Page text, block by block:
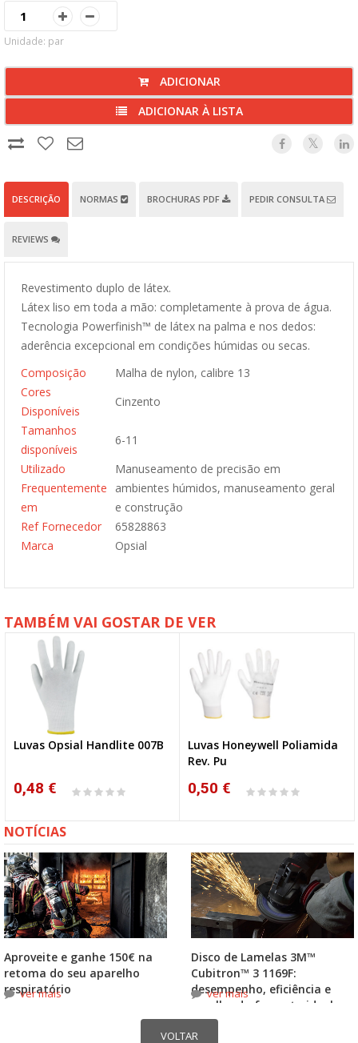
Unidade: par
ADICIONAR
ADICIONAR À LISTA
DESCRIÇÃO NORMAS BROCHURAS PDF PEDIR CONSULTA
REVIEWS
Revestimento duplo de látex.
Látex liso em toda a mão: completamente à prova de água.
Tecnologia Powerfinish™ de látex na palma e nos dedos:
aderência excepcional em condições húmidas ou secas.
Composição
Malha de nylon, calibre 13
Cores
Disponíveis
Cinzento
Tamanhos
disponíveis
6-11
Utilizado
Frequentemente
em
Manuseamento de precisão em
ambientes húmidos, manuseamento geral
e construção
Ref Fornecedor
65828863
Marca
Opsial
TAMBÉM VAI GOSTAR DE VER
Luvas Opsial Handlite 007B
0,48 €
Luvas Honeywell Poliamida
Rev. Pu
0,50 €
NOTÍCIAS
Aproveite e ganhe 150€ na
retoma do seu aparelho
respiratório
ver mais
Disco de Lamelas 3M™
Cubitron™ 3 1169F:
desempenho, eficiência e
escolha do formato ideal
ver mais